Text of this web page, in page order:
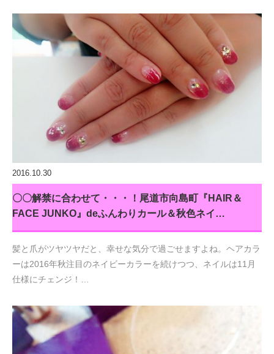
2016.10.30
〇〇解禁に合わせて・・・！尾道市向島町『HAIR＆
FACE JUNKO』deふんわりカール＆秋色ネイ…
髪と爪がツヤツヤだと、幸せな気分で過ごせますよね。ヘアカラ
ーは2016年秋注目のネイビーカラーを続けつつ、ネイルは11月
仕様にチェンジ！…